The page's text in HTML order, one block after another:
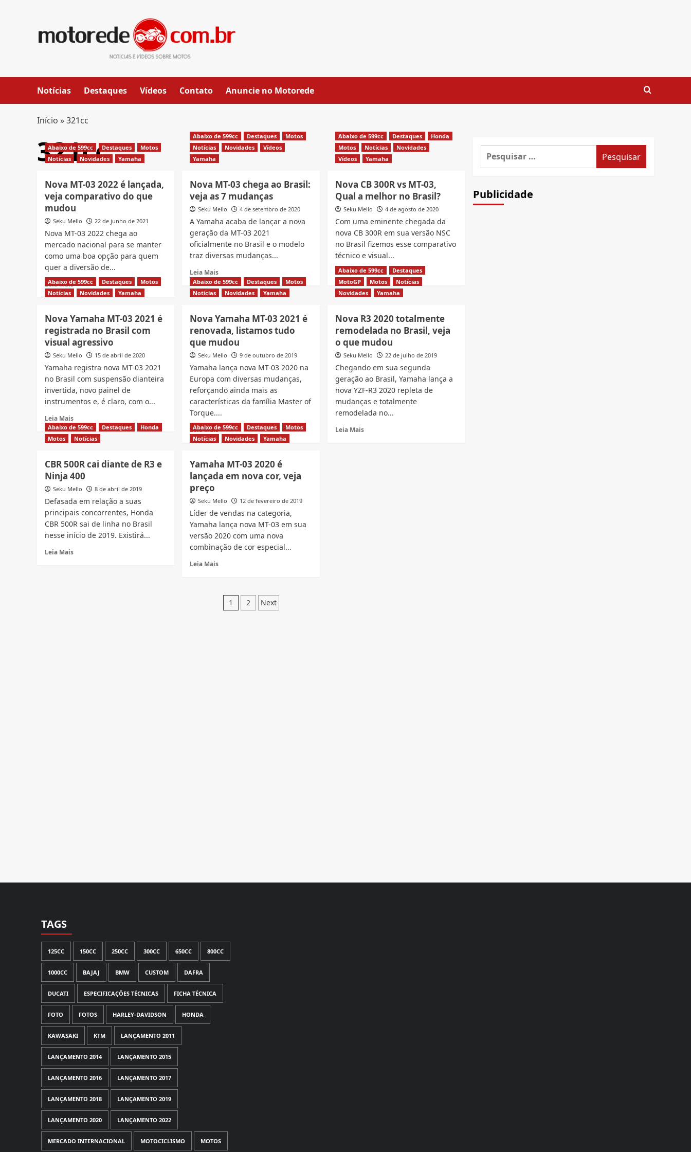
Notícias Destaques Vídeos Contato Anuncie no Motorede
Início »321cc
321cc
Abaixo de 599cc Destaques
Motos
Notícias
Novidades Yamaha
Nova MT-03 2022 é lançada,
veja comparativo do que
mudou
Seku Mello 22 de junho de 2021
Nova MT-03 2022 chega ao
mercado nacional para se manter
como uma boa opção para quem
quer a diversão de...
Leia MaisRead
more
MT-
03
2022
lançada,
veja
comparativo
do
que
Abaixo de 599cc Destaques
Motos
Notícias
Novidades
Vídeos
Yamaha
Nova MT-03 chega ao Brasil:
veja as 7 mudanças
Seku Mello 4 de setembro de 2020
A Yamaha acaba de lançar a nova
geração da MT-03 2021
oficialmente no Brasil e o modelo
traz diversas mudanças...
Leia Mais
more
about
Nova
03
chega
ao
veja
as
7
mudanças
Abaixo de 599cc Destaques
Honda
Motos
Notícias
Novidades
Vídeos
Yamaha
Nova CB 300R vs MT-03,
Qual a melhor no Brasil?
Seku Mello 4 de agosto de 2020
Com uma eminente chegada da
nova CB 300R em sua versão NSC
no Brasil fizemos esse comparativo
técnico e visual...
Leia MaisRead
more
about
Nova
300R
vs
MT-
Qual
a
melhor
no
Brasil?
Abaixo de 599cc Destaques
Motos
Notícias
Novidades Yamaha
Nova Yamaha MT-03 2021 é
registrada no Brasil com
visual agressivo
Seku Mello 15 de abril de 2020
Yamaha registra nova MT-03 2021
no Brasil com suspensão dianteira
invertida, novo painel de
instrumentos e, é claro, com o...
Leia Mais
more
about
MT-
03
2021
registrada
no
Brasil
com
agressivo
Abaixo de 599cc Destaques
Motos
Notícias
Novidades Yamaha
Nova Yamaha MT-03 2021 é
renovada, listamos tudo
que mudou
Seku Mello 9 de outubro de 2019
Yamaha lança nova MT-03 2020 na
Europa com diversas mudanças,
reforçando ainda mais as
características da família Master of
Torque....
Leia MaisRead
more
Yamaha
MT-
2021
renovada,
listamos
tudo
que
Abaixo de 599cc
Destaques
MotoGP
Motos
Notícias
Novidades
Yamaha
Nova R3 2020 totalmente
remodelada no Brasil, veja
o que mudou
Seku Mello 22 de julho de 2019
Chegando em sua segunda
geração ao Brasil, Yamaha lança a
nova YZF-R3 2020 repleta de
mudanças e totalmente
remodelada no...
Leia MaisRead
Abaixo de 599cc Destaques
Honda
Motos
Notícias
CBR 500R cai diante de R3 e
Ninja 400
Seku Mello 8 de abril de 2019
Defasada em relação a suas
principais concorrentes, Honda
CBR 500R sai de linha no Brasil
nesse início de 2019. Existirá...
Leia Mais
Abaixo de 599cc Destaques
Motos
Notícias
Novidades Yamaha
Yamaha MT-03 2020 é
lançada em nova cor, veja
preço
Seku Mello 12 de fevereiro de 2019
Líder de vendas na categoria,
Yamaha lança nova MT-03 em sua
versão 2020 com uma nova
combinação de cor especial...
Leia Mais
MT-
03 Paginação
1 2 Next
Pesquisar
Publicidade
TAGS
125CC 150CC 250CC 300CC 650CC 800CC
1000CC BAJAJ BMW CUSTOM DAFRA
DUCATI ESPECIFICAÇÕES TÉCNICAS FICHA TÉCNICA
FOTO FOTOS HARLEY-DAVIDSON HONDA
KAWASAKI KTM LANÇAMENTO 2011
LANÇAMENTO 2014 LANÇAMENTO 2015
LANÇAMENTO 2016 LANÇAMENTO 2017
LANÇAMENTO 2018 LANÇAMENTO 2019
LANÇAMENTO 2020 LANÇAMENTO 2022
MERCADO INTERNACIONAL MOTOCICLISMO MOTOS